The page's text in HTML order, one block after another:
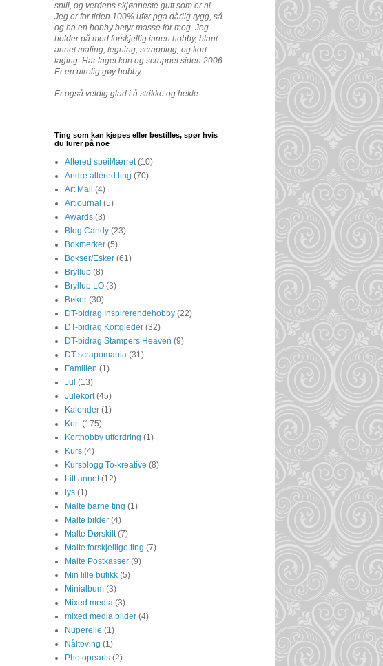
snill, og verdens skjønneste gutt som er ni.
Jeg er for tiden 100% ufør pga dårlig rygg, så
og ha en hobby betyr masse for meg. Jeg
holder på med forskjellig innen hobby, blant
annet maling, tegning, scrapping, og kort
laging. Har laget kort og scrappet siden 2006.
Er en utrolig gøy hobby.
Er også veldig glad i å strikke og hekle.
Ting som kan kjøpes eller bestilles, spør hvis
du lurer på noe
Altered speil/lærret (10)
Andre altered ting (70)
Art Mail (4)
Artjournal (5)
Awards (3)
Blog Candy (23)
Bokmerker (5)
Bokser/Esker (61)
Bryllup (8)
Bryllup LO (3)
Bøker (30)
DT-bidrag Inspirerendehobby (22)
DT-bidrag Kortgleder (32)
DT-bidrag Stampers Heaven (9)
DT-scrapomania (31)
Familien (1)
Jul (13)
Julekort (45)
Kalender (1)
Kort (175)
Korthobby utfordring (1)
Kurs (4)
Kursblogg To-kreative (8)
Litt annet (12)
lys (1)
Malte barne ting (1)
Malte bilder (4)
Malte Dørskilt (7)
Malte forskjellige ting (7)
Malte Postkasser (9)
Min lille butikk (5)
Minialbum (3)
Mixed media (3)
mixed media bilder (4)
Nuperelle (1)
Nåltoving (1)
Photopearls (2)